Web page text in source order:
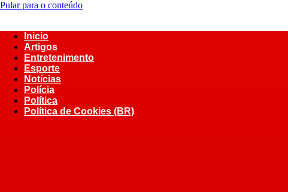
Pular para o conteúdo
Inicio
Artigos
Entretenimento
Esporte
Notícias
Polícia
Política
Política de Cookies (BR)